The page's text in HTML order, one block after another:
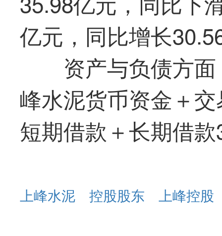
亿元，同比增长
资产与负债方
峰水泥货币资金＋
短期借款＋长期借
上峰水泥 控股股东 上峰控股